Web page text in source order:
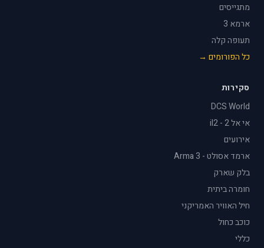
מתגייסים
ארמא 3
תעופה קלה
כל הפורומים →
סקירות
DCS World
אי אל 2 - il2
אירועים
ארמד אסולט - Arma 3
בלק שארק
חומרה ביתית
חיל האוויר האמריקני
כוכב כחול
כללי